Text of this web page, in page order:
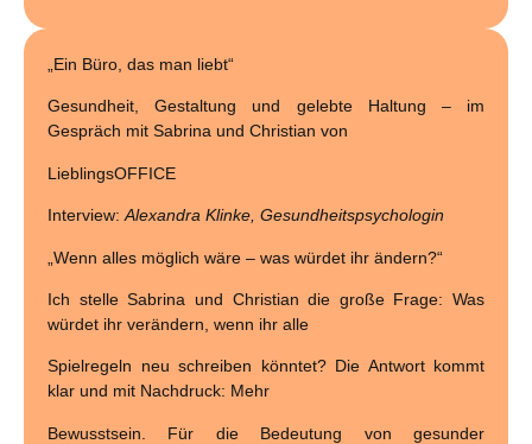
„Ein Büro, das man liebt“
Gesundheit, Gestaltung und gelebte Haltung – im
Gespräch mit Sabrina und Christian von
LieblingsOFFICE
Interview: Alexandra Klinke, Gesundheitspsychologin
„Wenn alles möglich wäre – was würdet ihr ändern?“
Ich stelle Sabrina und Christian die große Frage: Was
würdet ihr verändern, wenn ihr alle
Spielregeln neu schreiben könntet? Die Antwort kommt
klar und mit Nachdruck: Mehr
Bewusstsein. Für die Bedeutung von gesunder